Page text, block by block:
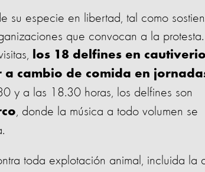
su especie en libertad, tal como
que convocan a la protesta.
los 18 delfines en cautiverio
cambio de comida en
y a las 18.30 horas, los delfines son
, donde la música a todo volumen se
toda explotación animal, incluida la